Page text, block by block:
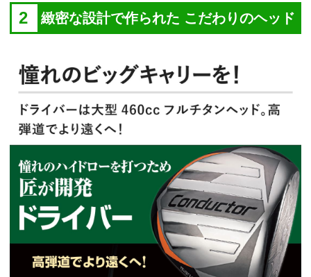
2 緻密な設計で作られた こだわりのヘッド